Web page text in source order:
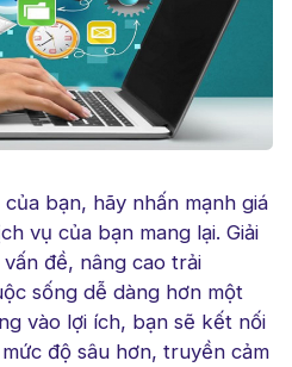
bạn, hãy nhấn mạnh giá
vụ của bạn mang lại. Giải
đề, nâng cao trải
sống dễ dàng hơn một
vào lợi ích, bạn sẽ kết nối
độ sâu hơn, truyền cảm